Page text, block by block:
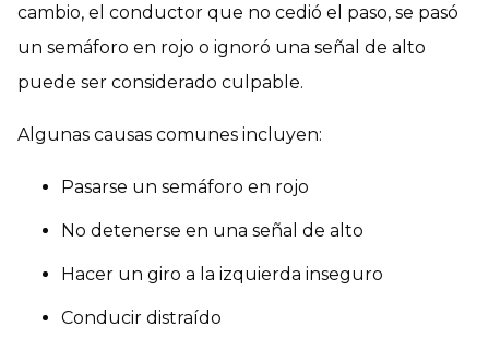
cambio, el conductor que no cedió el paso, se pasó
un semáforo en rojo o ignoró una señal de alto
puede ser considerado culpable.
Algunas causas comunes incluyen:
Pasarse un semáforo en rojo
No detenerse en una señal de alto
Hacer un giro a la izquierda inseguro
Conducir distraído